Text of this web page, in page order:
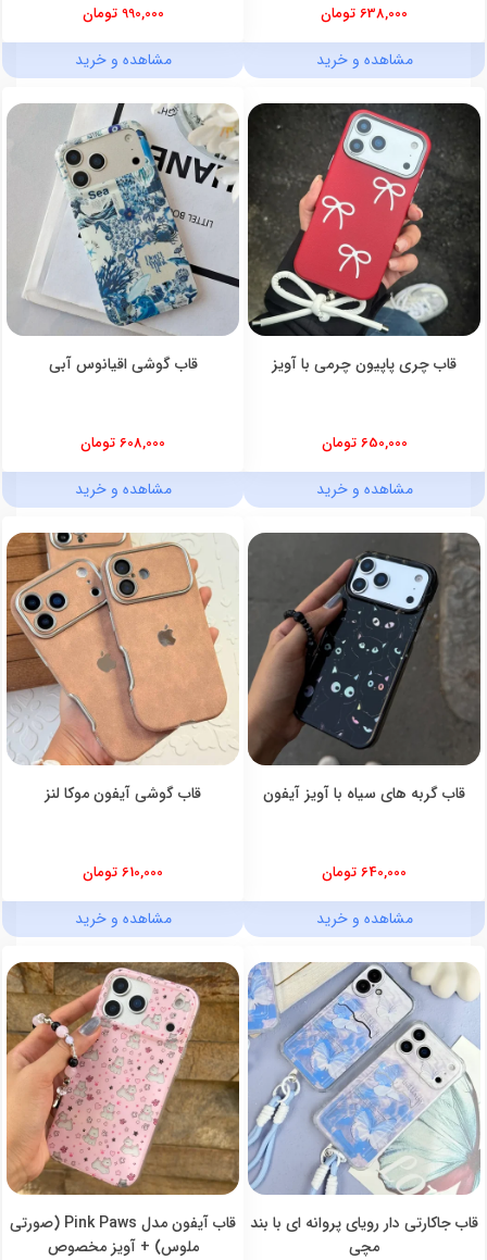
638,000 تومان
مشاهده و خرید
990,000 تومان
مشاهده و خرید
قاب چری پاپیون چرمی با آویز
650,000 تومان
مشاهده و خرید
قاب گوشی اقیانوس آبی
608,000 تومان
مشاهده و خرید
قاب گربه های سیاه با آویز آیفون
640,000 تومان
مشاهده و خرید
قاب گوشی آیفون موکا لنز
610,000 تومان
مشاهده و خرید
قاب جاکارتی دار رویای پروانه ای با بند
مچی
قاب آیفون مدل Pink Paws (صورتی
ملوس) + آویز مخصوص